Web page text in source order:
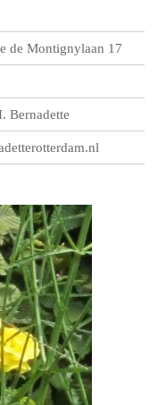
de Montignylaan 17
Bernadette